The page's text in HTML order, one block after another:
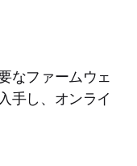
なファームウェ
手し、オンライ